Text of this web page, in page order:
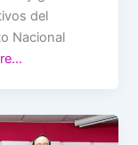
del
Nacional